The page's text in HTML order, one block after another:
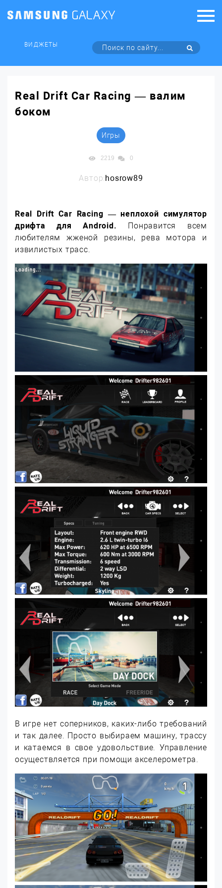
ВИДЖЕТЫ
Real Drift Car Racing — валим
боком
Игры
2219 0
Автор:hosrow89
Real Drift Car Racing — неплохой симулятор
дрифта для Android. Понравится всем
любителям жженой резины, рева мотора и
извилистых трасс.
В игре нет соперников, каких-либо требований
и так далее. Просто выбираем машину, трассу
и катаемся в свое удовольствие. Управление
осуществляется при помощи акселерометра.